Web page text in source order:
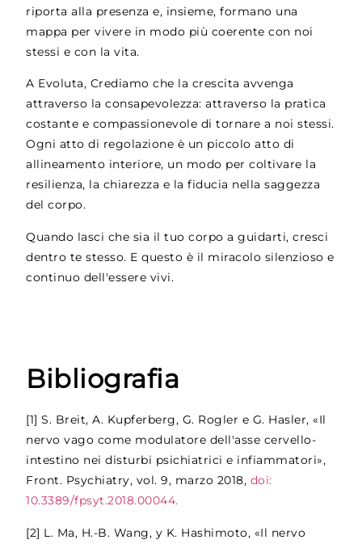
riporta alla presenza e, insieme, formano una
mappa per vivere in modo più coerente con noi
stessi e con la vita.
A Evoluta, Crediamo che la crescita avvenga
attraverso la consapevolezza: attraverso la pratica
costante e compassionevole di tornare a noi stessi.
Ogni atto di regolazione è un piccolo atto di
allineamento interiore, un modo per coltivare la
resilienza, la chiarezza e la fiducia nella saggezza
del corpo.
Quando lasci che sia il tuo corpo a guidarti, cresci
dentro te stesso. E questo è il miracolo silenzioso e
continuo dell'essere vivi.
Bibliografia
[1] S. Breit, A. Kupferberg, G. Rogler e G. Hasler, «Il
nervo vago come modulatore dell'asse cervello-
intestino nei disturbi psichiatrici e infiammatori»,
Front. Psychiatry, vol. 9, marzo 2018, doi:
10.3389/fpsyt.2018.00044.
[2] L. Ma, H.-B. Wang, y K. Hashimoto, «Il nervo